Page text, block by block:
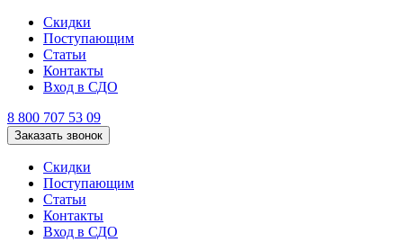
Скидки
Поступающим
Статьи
Контакты
Вход в СДО
8 800 707 53 09
Заказать звонок
Скидки
Поступающим
Статьи
Контакты
Вход в СДО